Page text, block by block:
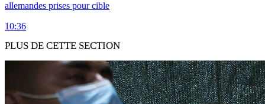
allemandes prises pour cible
10:36
PLUS DE CETTE SECTION